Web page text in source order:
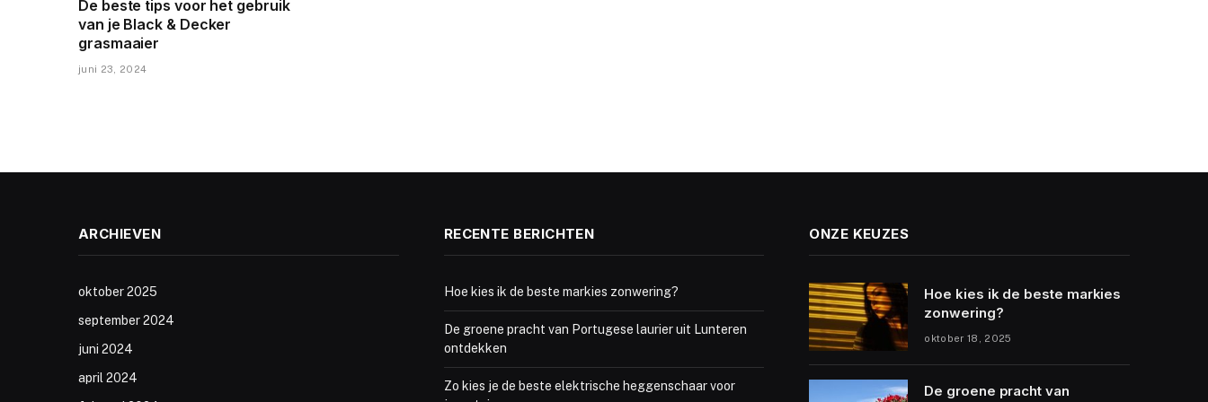
De beste tips voor het gebruik
van je Black & Decker
grasmaaier
juni 23, 2024
ARCHIEVEN
oktober 2025
september 2024
juni 2024
april 2024
RECENTE BERICHTEN
Hoe kies ik de beste markies zonwering?
De groene pracht van Portugese laurier uit Lunteren
ontdekken
Zo kies je de beste elektrische heggenschaar voor
ONZE KEUZES
Hoe kies ik de beste markies
zonwering?
oktober 18, 2025
De groene pracht van